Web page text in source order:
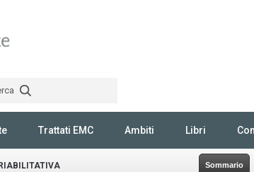
Trattati EMC Ambiti Libri
Sommario